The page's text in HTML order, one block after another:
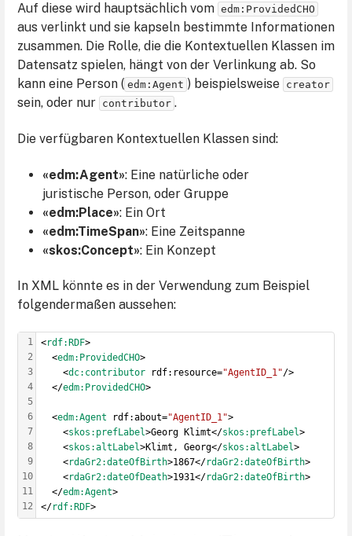
Auf diese wird hauptsächlich vom edm:ProvidedCHO
aus verlinkt und sie kapseln bestimmte Informationen
zusammen. Die Rolle, die die Kontextuellen Klassen im
Datensatz spielen, hängt von der Verlinkung ab. So
kann eine Person ( edm:Agent ) beispielsweise creator
sein, oder nur contributor .
Die verfügbaren Kontextuellen Klassen sind:
«edm:Agent»: Eine natürliche oder
juristische Person, oder Gruppe
«edm:Place»: Ein Ort
«edm:TimeSpan»: Eine Zeitspanne
«skos:Concept»: Ein Konzept
In XML könnte es in der Verwendung zum Beispiel
folgendermaßen aussehen:
1
2
3
4
5
6
7
8
9
10
11
12
<rdf:RDF>
  <
edm:ProvidedCHO>
    <
dc:contributor rdf:resource="AgentID_1"/>
  </
edm:ProvidedCHO>
  <
edm:Agent rdf:about="AgentID_1">
    <
skos:prefLabel>Georg Klimt</skos:prefLabel>
    <
skos:altLabel>Klimt, Georg</skos:altLabel>
    <
rdaGr2:dateOfBirth>1867</rdaGr2:dateOfBirth>
    <
rdaGr2:dateOfDeath>1931</rdaGr2:dateOfBirth>
  </
edm:Agent>
</rdf:RDF>